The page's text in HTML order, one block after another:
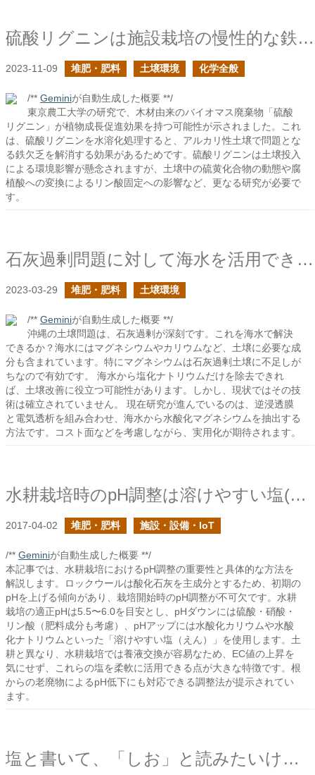
硫酸リグニンは施設栽培の慢性的な鉄欠乏を解決できるか？
2023-11-09 堆肥・肥料 土壌環境 化学全般
/** Geminiが自動生成した概要 **/
東京農工大学の研究で、木材由来のバイオマス廃棄物「硫酸
リグニン」が植物成長促進効果を持つ可能性が示されました。これ
は、硫酸リグニンを水溶化処理すると、アルカリ性土壌で問題とな
る鉄欠乏を解消する効果があるためです。硫酸リグニンは土壌投入
による環境影響が懸念されますが、土壌中の硫黄化合物の動態や腐
植酸への変換によるリン酸固定への影響など、更なる研究が必要で
す。
石灰過剰問題に対して海水を活用できるか？
2023-03-29 堆肥・肥料 土壌環境
/** Geminiが自動生成した概要 **/
沖縄の土壌問題は、石灰過剰が深刻です。これを海水で解決
できるか？海水にはマグネシウムやカリウムなど、土壌に必要な成
分も含まれています。特にマグネシウムは石灰過剰土壌に不足しが
ちなので有効です。 海水から塩化ナトリウムだけを除去できれ
ば、土壌改善に役立つ可能性があります。しかし、現状ではその技
術は確立されていません。 現在研究が進んでいるのは、逆浸透膜
と電気透析を組み合わせ、海水から水酸化マグネシウムを抽出する
方法です。コスト面などを考慮しながら、実用化が期待されます。
水耕栽培時のpH調整は溶けやすい塩(えん)で
2017-04-02 堆肥・肥料 施設・設備・IoT
/** Geminiが自動生成した概要 **/
本記事では、水耕栽培におけるpH調整の重要性と具体的な方法を
解説します。ロックウールは酸化石灰を主成分とするため、初期の
pHを上げる傾向があり、栽培開始時のpH調整が不可欠です。水耕
栽培の適正pHは5.5〜6.0を目安とし、pHダウンには硫酸・硝酸・
リン酸（肥料成分も考慮）、pHアップには水酸化カリウムや水酸
化ナトリウムといった「溶けやすい塩（えん）」を使用します。土
耕と異なり、水耕栽培では養液交換が容易なため、EC値の上昇を
気にせず、これらの塩を柔軟に活用できる点が大きな特徴です。根
からの老廃物によるpH低下にも対応できる調整法が提示されてい
ます。
塩と書いて、「しお」と読みたいけどここでは「えん」で